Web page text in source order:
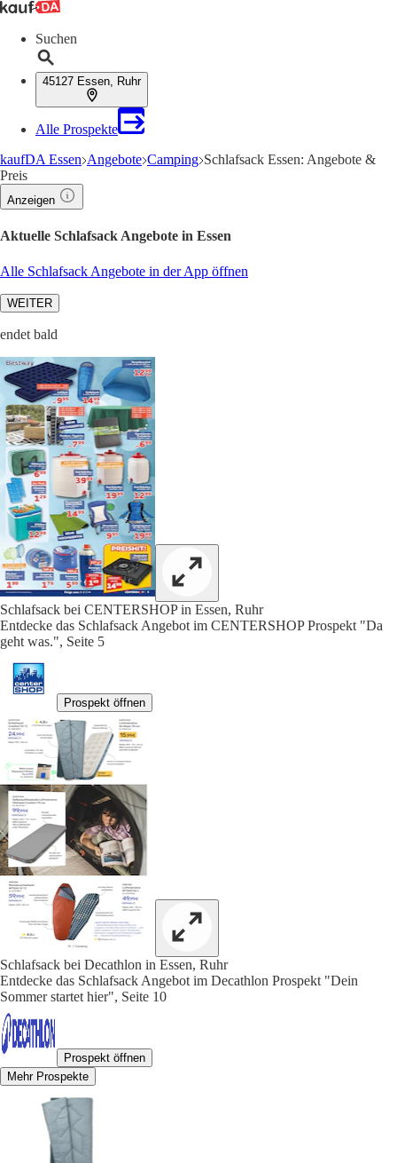
Suchen
45127 Essen, Ruhr
Alle Prospekte
kaufDA Essen Angebote Camping Schlafsack Essen: Angebote &
Preis
Anzeigen
Aktuelle Schlafsack Angebote in Essen
Alle Schlafsack Angebote in der App öffnen
WEITER
endet bald
Schlafsack bei CENTERSHOP in Essen, Ruhr
Entdecke das Schlafsack Angebot im CENTERSHOP Prospekt "Da
geht was.", Seite 5
Prospekt öffnen
Schlafsack bei Decathlon in Essen, Ruhr
Entdecke das Schlafsack Angebot im Decathlon Prospekt "Dein
Sommer startet hier", Seite 10
Prospekt öffnen
Mehr Prospekte